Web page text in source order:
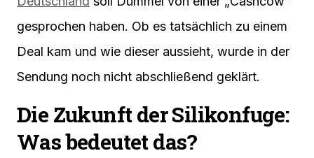
gesprochen haben. Ob es tatsächlich zu einem
Deal kam und wie dieser aussieht, wurde in der
Sendung noch nicht abschließend geklärt.
Die Zukunft der Silikonfuge:
Was bedeutet das?